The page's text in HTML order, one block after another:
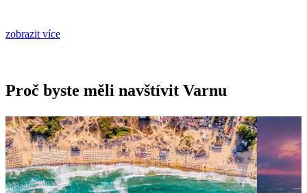
zobrazit více
Proč byste měli navštívit Varnu